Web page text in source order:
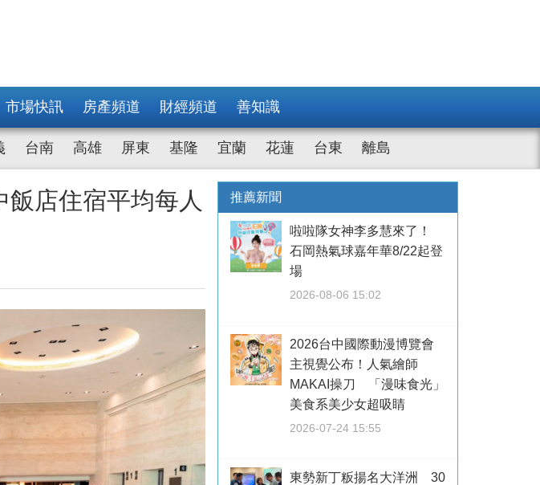
市場快訊 房產頻道 財經頻道 善知識
台南 高雄 屏東 基隆 宜蘭 花蓮 台東 離島
店住宿平均每人
推薦新聞
啦啦隊女神李多慧來了！
石岡熱氣球嘉年華8/22起登
場
2026-08-06 15:02
2026台中國際動漫博覽會
主視覺公布！人氣繪師
MAKAI操刀 「漫味食光」
美食系美少女超吸睛
2026-07-24 15:55
東勢新丁粄揚名大洋洲 30